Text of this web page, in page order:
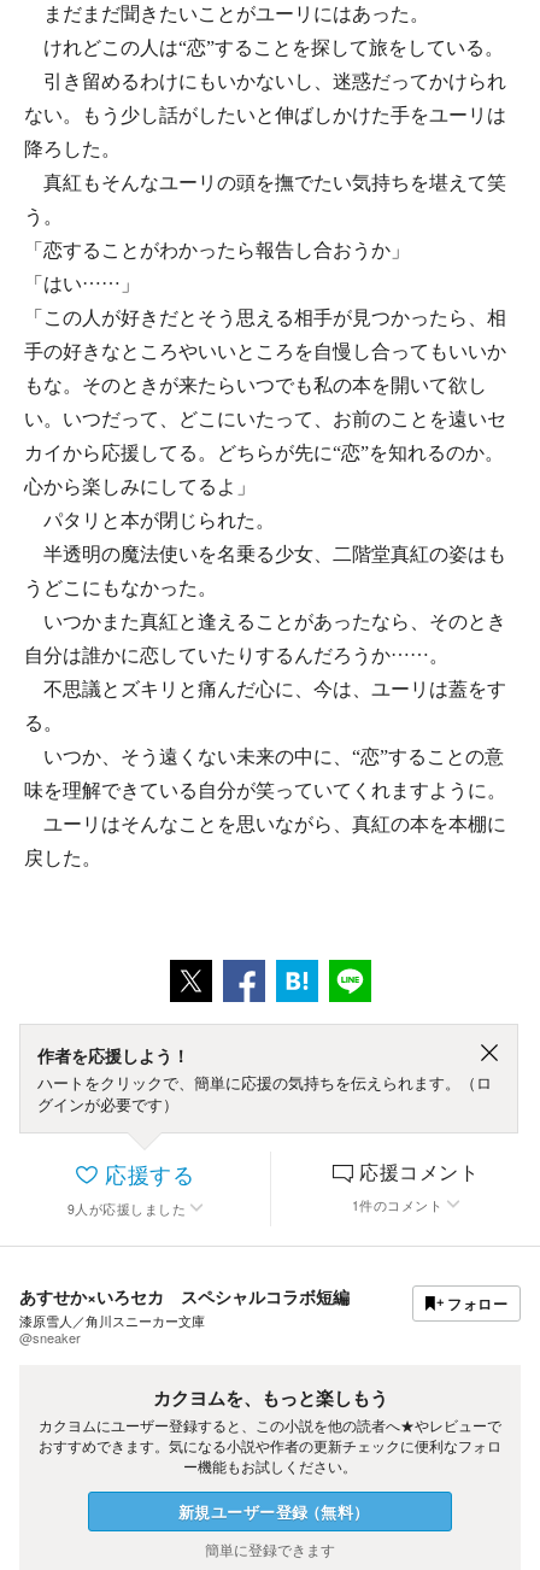
まだまだ聞きたいことがユーリにはあった。
けれどこの人は“恋”することを探して旅をしている。
引き留めるわけにもいかないし、迷惑だってかけられ
ない。もう少し話がしたいと伸ばしかけた手をユーリは
降ろした。
真紅もそんなユーリの頭を撫でたい気持ちを堪えて笑
う。
「恋することがわかったら報告し合おうか」
「はい……」
「この人が好きだとそう思える相手が見つかったら、相
手の好きなところやいいところを自慢し合ってもいいか
もな。そのときが来たらいつでも私の本を開いて欲し
い。いつだって、どこにいたって、お前のことを遠いセ
カイから応援してる。どちらが先に“恋”を知れるのか。
心から楽しみにしてるよ」
パタリと本が閉じられた。
半透明の魔法使いを名乗る少女、二階堂真紅の姿はも
うどこにもなかった。
いつかまた真紅と逢えることがあったなら、そのとき
自分は誰かに恋していたりするんだろうか……。
不思議とズキリと痛んだ心に、今は、ユーリは蓋をす
る。
いつか、そう遠くない未来の中に、“恋”することの意
味を理解できている自分が笑っていてくれますように。
ユーリはそんなことを思いながら、真紅の本を本棚に
戻した。
作者を応援しよう！
ハートをクリックで、簡単に応援の気持ちを伝えられます。（ロ
グインが必要です）
応援する
9 人 が応援しました
応援コメント
1件のコメント
あすせか×いろセカ スペシャルコラボ短編
漆原雪人／角川スニーカー文庫
@sneaker
フォロー
カクヨムを、もっと楽しもう
カクヨムにユーザー登録すると、この小説を他の読者へ★やレビューで
おすすめできます。気になる小説や作者の更新チェックに便利なフォロ
ー機能もお試しください。
新規ユーザー登録（無料）
簡単に登録できます